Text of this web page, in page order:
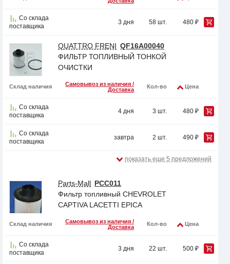
Со склада
поставщика
3 дня 58 шт. 480 ₽
QUATTRO FRENI QF16A00040
ФИЛЬТР ТОПЛИВНЫЙ ТОНКОЙ
ОЧИСТКИ
Склад наличия
Самовывоз из наличия /
Доставка
Кол-во Цена
Со склада
поставщика
4 дня 3 шт. 480 ₽
Со склада
поставщика
завтра 2 шт. 490 ₽
показать еще 5 предложений
Parts-Mall PCC011
Фильтр топливный CHEVROLET
CAPTIVA LACETTI EPICA
Склад наличия
Самовывоз из наличия /
Доставка
Кол-во Цена
Со склада
поставщика
3 дня 22 шт. 500 ₽